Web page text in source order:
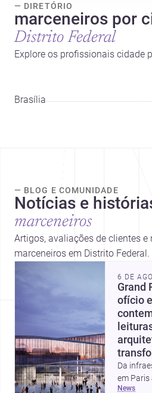
— DIRETÓRIO
marceneiros por
Distrito Federal
Explore os profissionais cidade
Brasília
— BLOG E COMUNIDADE
Notícias e
marceneiros
Artigos, avaliações de clientes e
marceneiros em Distrito Federal.
6 DE
Grand
ofício
Da
em
artesanal
news